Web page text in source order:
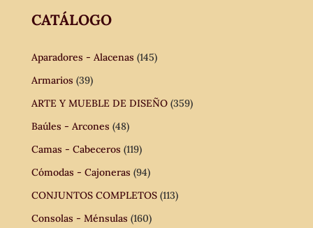
CATÁLOGO
Aparadores - Alacenas (145)
Armarios (39)
ARTE Y MUEBLE DE DISEÑO (359)
Baúles - Arcones (48)
Camas - Cabeceros (119)
Cómodas - Cajoneras (94)
CONJUNTOS COMPLETOS (113)
Consolas - Ménsulas (160)